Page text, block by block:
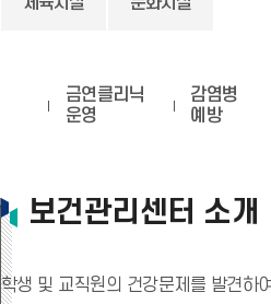
금연클리닉
운영
감염병
예방
보건관리센터 소개
학생 및 교직원의 건강문제를 발견하